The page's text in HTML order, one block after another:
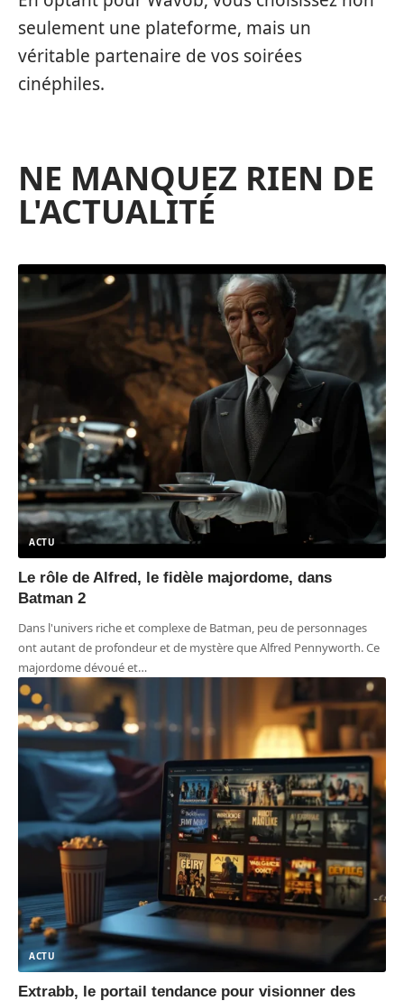
seulement une plateforme, mais un
véritable partenaire de vos soirées
cinéphiles.
NE MANQUEZ RIEN DE
L'ACTUALITÉ
ACTU
Le rôle de Alfred, le fidèle majordome, dans
Batman 2
Dans l'univers riche et complexe de Batman, peu de personnages
ont autant de profondeur et de mystère que Alfred Pennyworth. Ce
majordome dévoué et…
ACTU
Extrabb, le portail tendance pour visionner des